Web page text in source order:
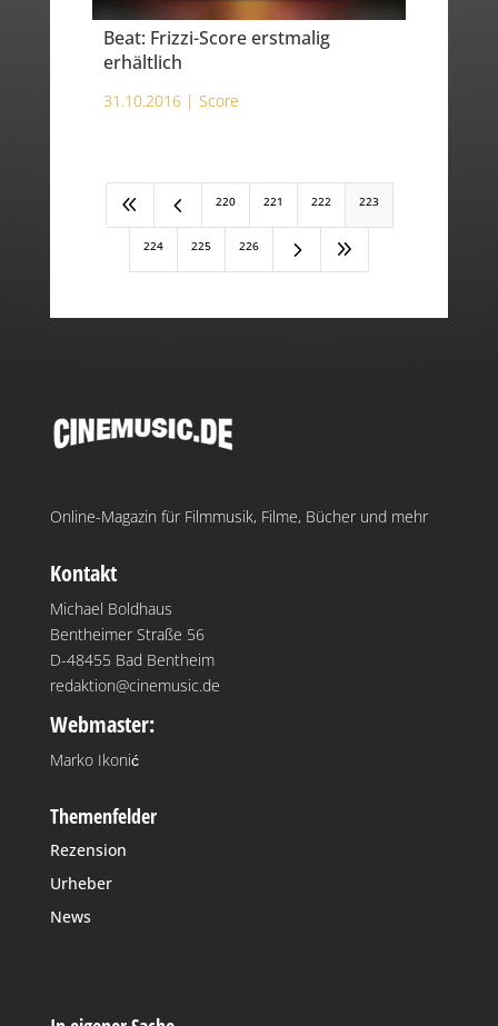
Beat: Frizzi-Score erstmalig
erhältlich
31.10.2016 | Score
8 4 220 221 222 223
224 225 226 5 9
Online-Magazin für Filmmusik, Filme, Bücher und mehr
Kontakt
Michael Boldhaus
Bentheimer Straße 56
D-48455 Bad Bentheim
redaktion@cinemusic.de
Webmaster:
Marko Ikonić
Themenfelder
Rezension
Urheber
News